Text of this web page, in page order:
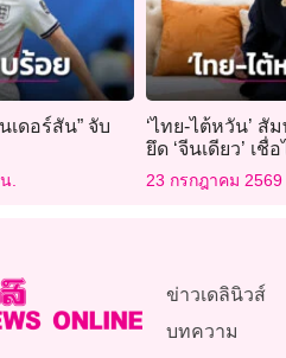
เดอร์สัน” จับ
.
‘ไทย-ไต้หวัน’ สั
ยึด ‘จีนเดียว’ เ
23 กรกฎาคม 2569
ข่าวเดลินิวส์
บทความ